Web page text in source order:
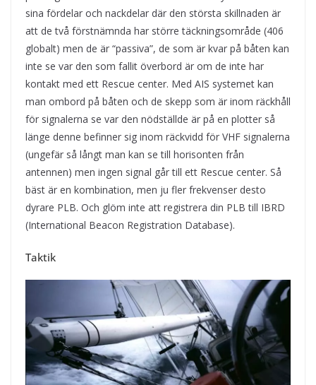
sina fördelar och nackdelar där den största skillnaden är
att de två förstnämnda har större täckningsområde (406
globalt) men de är “passiva”, de som är kvar på båten kan
inte se var den som fallit överbord är om de inte har
kontakt med ett Rescue center. Med AIS systemet kan
man ombord på båten och de skepp som är inom räckhåll
för signalerna se var den nödställde är på en plotter så
länge denne befinner sig inom räckvidd för VHF signalerna
(ungefär så långt man kan se till horisonten från
antennen) men ingen signal går till ett Rescue center. Så
bäst är en kombination, men ju fler frekvenser desto
dyrare PLB. Och glöm inte att registrera din PLB till IBRD
(International Beacon Registration Database).
Taktik